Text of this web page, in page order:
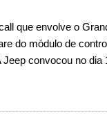
SUV. Na dianteira,
que envolve o
do módulo de
Jeep convocou no
modelo 2023 e
retornar a